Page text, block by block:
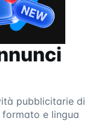
pubblicitarie di
formato e lingua